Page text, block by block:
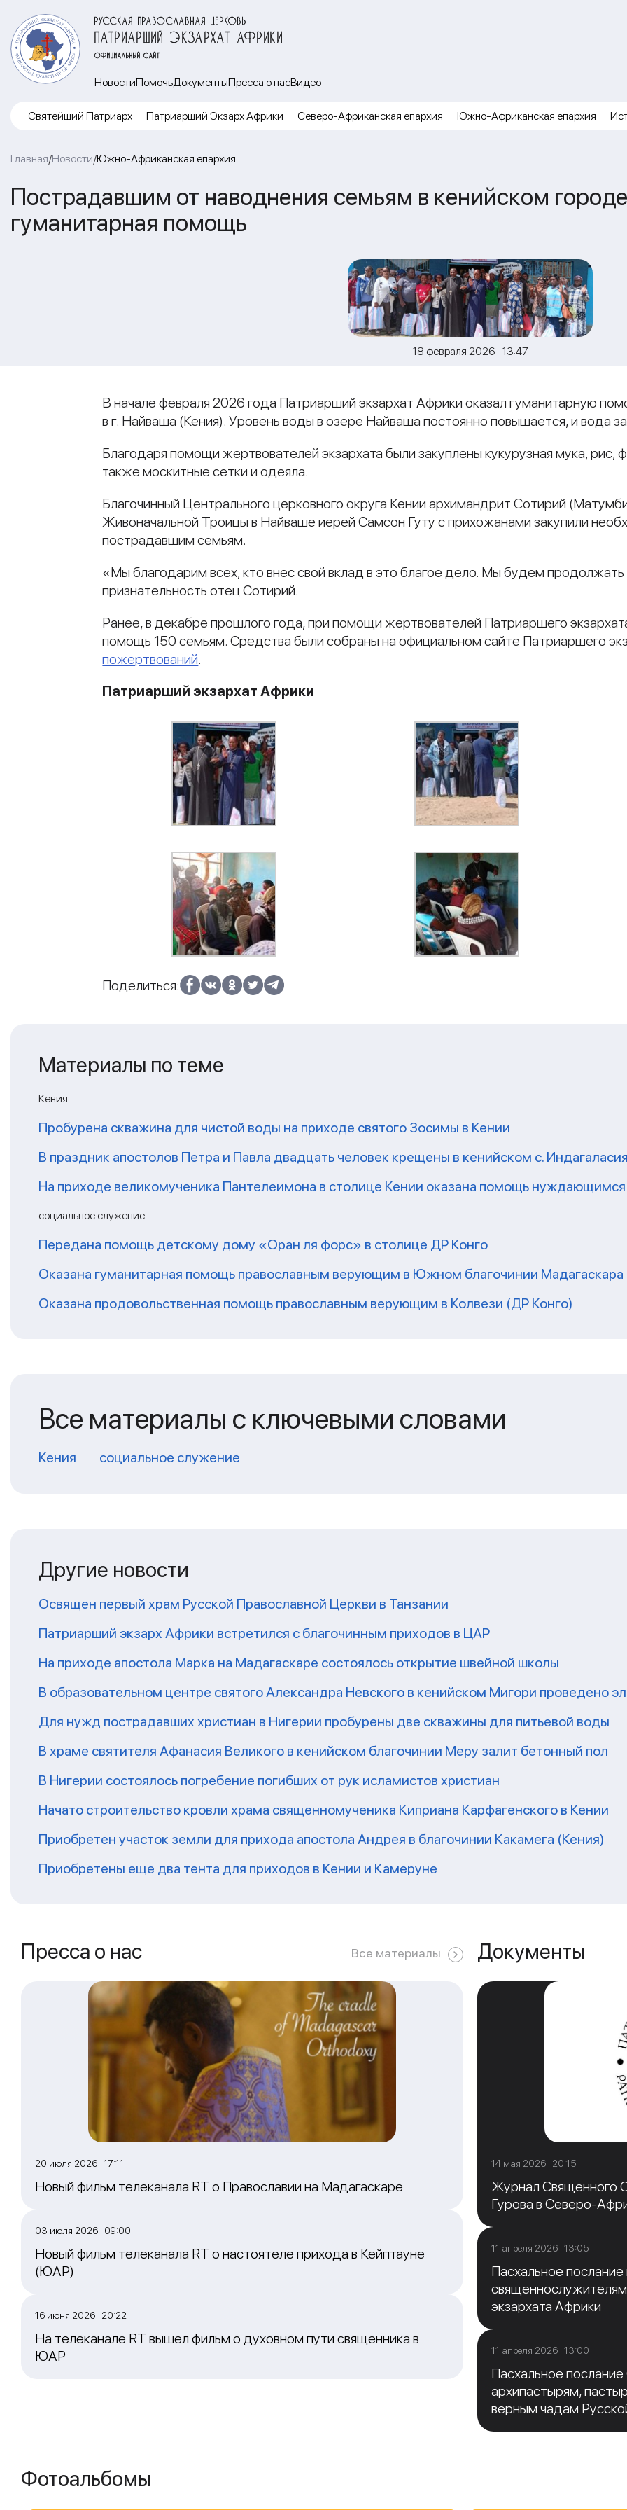
РУССКАЯ ПРАВОСЛАВНАЯ ЦЕРКОВЬ
ПАТРИАРШИЙ ЭКЗАРХАТ АФРИКИ
ОФИЦИАЛЬНЫЙ САЙТ
НовостиПомочьДокументыПресса о насВидео
Cвятейший Патриарх Патриарший Экзарх Африки Северо-Африканская епархия Южно-Африканская епархия
Главная/Новости/Южно-Африканская епархия
Пострадавшим от наводнения семьям в кенийском
гуманитарная помощь
18 февраля 2026 13:47
В начале февраля 2026 года Патриарший экзархат Африки оказал гуманитарную
в г. Найваша (Кения). Уровень воды в озере Найваша постоянно повышается, и вода
Благодаря помощи жертвователей экзархата были закуплены кукурузная мука, рис,
также москитные сетки и одеяла.
Благочинный Центрального церковного округа Кении архимандрит Сотирий
Живоначальной Троицы в Найваше иерей Самсон Гуту с прихожанами закупили
пострадавшим семьям.
«Мы благодарим всех, кто внес свой вклад в это благое дело. Мы будем
признательность отец Сотирий.
Ранее, в декабре прошлого года, при помощи жертвователей Патриаршего
помощь 150 семьям. Средства были собраны на официальном сайте Патриаршего
пожертвований.
Патриарший экзархат Африки
Поделиться:
Материалы по теме
Кения
Пробурена скважина для чистой воды на приходе святого Зосимы в Кении
В праздник апостолов Петра и Павла двадцать человек крещены в кенийском с.
На приходе великомученика Пантелеимона в столице Кении оказана помощь нуждающимся
социальное служение
Передана помощь детскому дому «Оран ля форс» в столице ДР Конго
Оказана гуманитарная помощь православным верующим в Южном благочинии Мадагаскара
Оказана продовольственная помощь православным верующим в Колвези (ДР Конго)
Все материалы с ключевыми словами
Кения - социальное служение
Другие новости
Освящен первый храм Русской Православной Церкви в Танзании
Патриарший экзарх Африки встретился с благочинным приходов в ЦАР
На приходе апостола Марка на Мадагаскаре состоялось открытие швейной школы
В образовательном центре святого Александра Невского в кенийском Мигори проведено
Для нужд пострадавших христиан в Нигерии пробурены две скважины для питьевой воды
В храме святителя Афанасия Великого в кенийском благочинии Меру залит бетонный пол
В Нигерии состоялось погребение погибших от рук исламистов христиан
Начато строительство кровли храма священномученика Киприана Карфагенского в Кении
Приобретен участок земли для прихода апостола Андрея в благочинии Какамега (Кения)
Приобретены еще два тента для приходов в Кении и Камеруне
Пресса о нас Все материалы
20 июля 2026 17:11
Новый фильм телеканала RT о Православии на Мадагаскаре
03 июля 2026 09:00
Новый фильм телеканала RT о настоятеле прихода в Кейптауне
(ЮАР)
16 июня 2026 20:22
На телеканале RT вышел фильм о духовном пути священника в
ЮАР
Документы
14 мая 2026 20:15
Журнал Священного
Гурова в Северо-
11 апреля 2026 13:05
Пасхальное
экзархата Африки
11 апреля 2026 13:00
Пасхальное
архипастырям,
верным чадам
Фотоальбомы